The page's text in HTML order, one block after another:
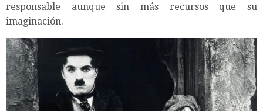
responsable aunque sin más recursos que su
imaginación.